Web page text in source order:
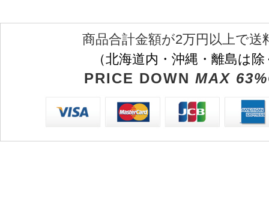
商品合計金額が2万円以上で送
（北海道内・沖縄・離島は
PRICE DOWN MAX